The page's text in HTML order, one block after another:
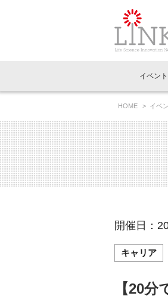
イベントお知
イベント
イベント一覧
LINK-J主催・
LINK-J協賛・
Out of Box相
インタビュー
スペシャルイ
連載コラム
ニュース一覧
トピック
メディア情報
協賛・協力
理事長挨拶
国内外連携
組織概要
特別会員一覧
専用メニュー
ラウンジ・会
アクセス
HOME イベ
開催日：
キャリア
【20